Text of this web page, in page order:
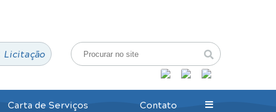
Licitação
Carta de Serviços Contato